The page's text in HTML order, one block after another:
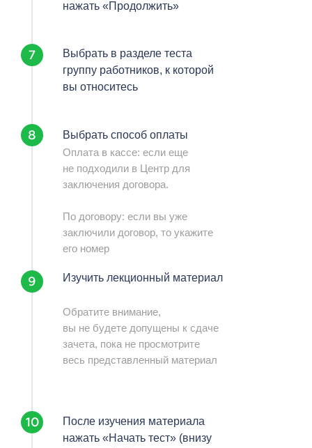
Выбрать в разделе теста
группу работников, к которой
вы относитесь
Выбрать способ оплаты
Изучить лекционный материал
После изучения материала
нажать «Начать тест» (внизу
нажать «Продолжить»
Оплата в кассе: если еще
не подходили в Центр для
заключения договора.
По договору: если вы уже
заключили договор, то укажите
его номер
Обратите внимание,
вы не будете допущены к сдаче
зачета, пока не просмотрите
весь представленный материал